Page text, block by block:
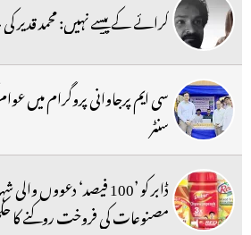
کرائے کے پیسے نہیں: محمد قدیر کی
سی ایم پرجاوانی پروگرام میں
سنٹر
ڈابر کو ’100 فیصد‘ دعووں
مصنوعات کی فروخت روکنے کا